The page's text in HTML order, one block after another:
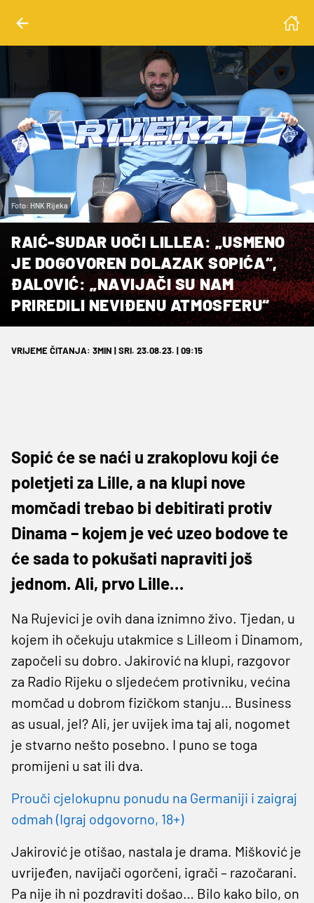
Foto: HNK Rijeka
RAIĆ-SUDAR UOČI LILLEA: „USMENO
JE DOGOVOREN DOLAZAK SOPIĆA“,
ĐALOVIĆ: „NAVIJAČI SU NAM
PRIREDILI NEVIĐENU ATMOSFERU“
VRIJEME ČITANJA: 3MIN | SRI. 23.08.23. | 09:15
Sopić će se naći u zrakoplovu koji će
poletjeti za Lille, a na klupi nove
momčadi trebao bi debitirati protiv
Dinama – kojem je već uzeo bodove te
će sada to pokušati napraviti još
jednom. Ali, prvo Lille…
Na Rujevici je ovih dana iznimno živo. Tjedan, u
kojem ih očekuju utakmice s Lilleom i Dinamom,
započeli su dobro. Jakirović na klupi, razgovor
za Radio Rijeku o sljedećem protivniku, većina
momčad u dobrom fizičkom stanju… Business
as usual, jel? Ali, jer uvijek ima taj ali, nogomet
je stvarno nešto posebno. I puno se toga
promijeni u sat ili dva.
Prouči cjelokupnu ponudu na Germaniji i zaigraj
odmah (Igraj odgovorno, 18+)
Jakirović je otišao, nastala je drama. Mišković je
uvrijeđen, navijači ogorčeni, igrači – razočarani.
Pa nije ih ni pozdraviti došao… Bilo kako bilo, on